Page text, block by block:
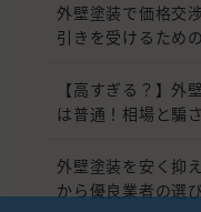
外壁塗装で価格交
引きを受けるため
【高すぎる？】外
は普通！相場と騙
外壁塗装を安く抑
から優良業者の選